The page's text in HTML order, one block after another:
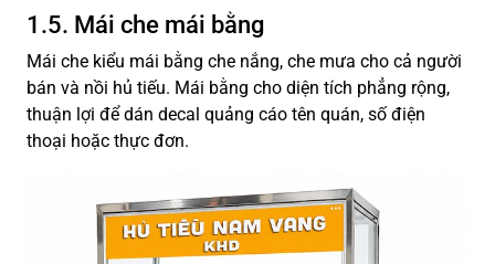
1.5. Mái che mái bằng
Mái che kiểu mái bằng che nắng, che mưa cho cả người
bán và nồi hủ tiếu. Mái bằng cho diện tích phẳng rộng,
thuận lợi để dán decal quảng cáo tên quán, số điện
thoại hoặc thực đơn.